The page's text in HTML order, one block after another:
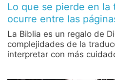
Lo que se pierde en la
ocurre entre las
La Biblia es un regalo de
complejidades de la
interpretar con más